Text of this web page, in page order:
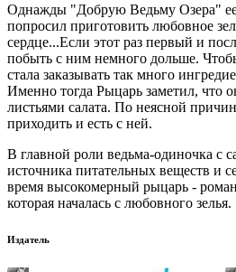
Однажды "Добрую Ведьму Озера"
попросил приготовить любовное
сердце...Если этот раз первый и
побыть с ним немного дольше.
стала заказывать так много
Именно тогда Рыцарь заметил, что
листьями салата. По неясной
приходить и есть с ней.
В главной роли ведьма-одиночка с
источника питательных веществ и
время высокомерный рыцарь -
которая началась с любовного зелья.
Издатель